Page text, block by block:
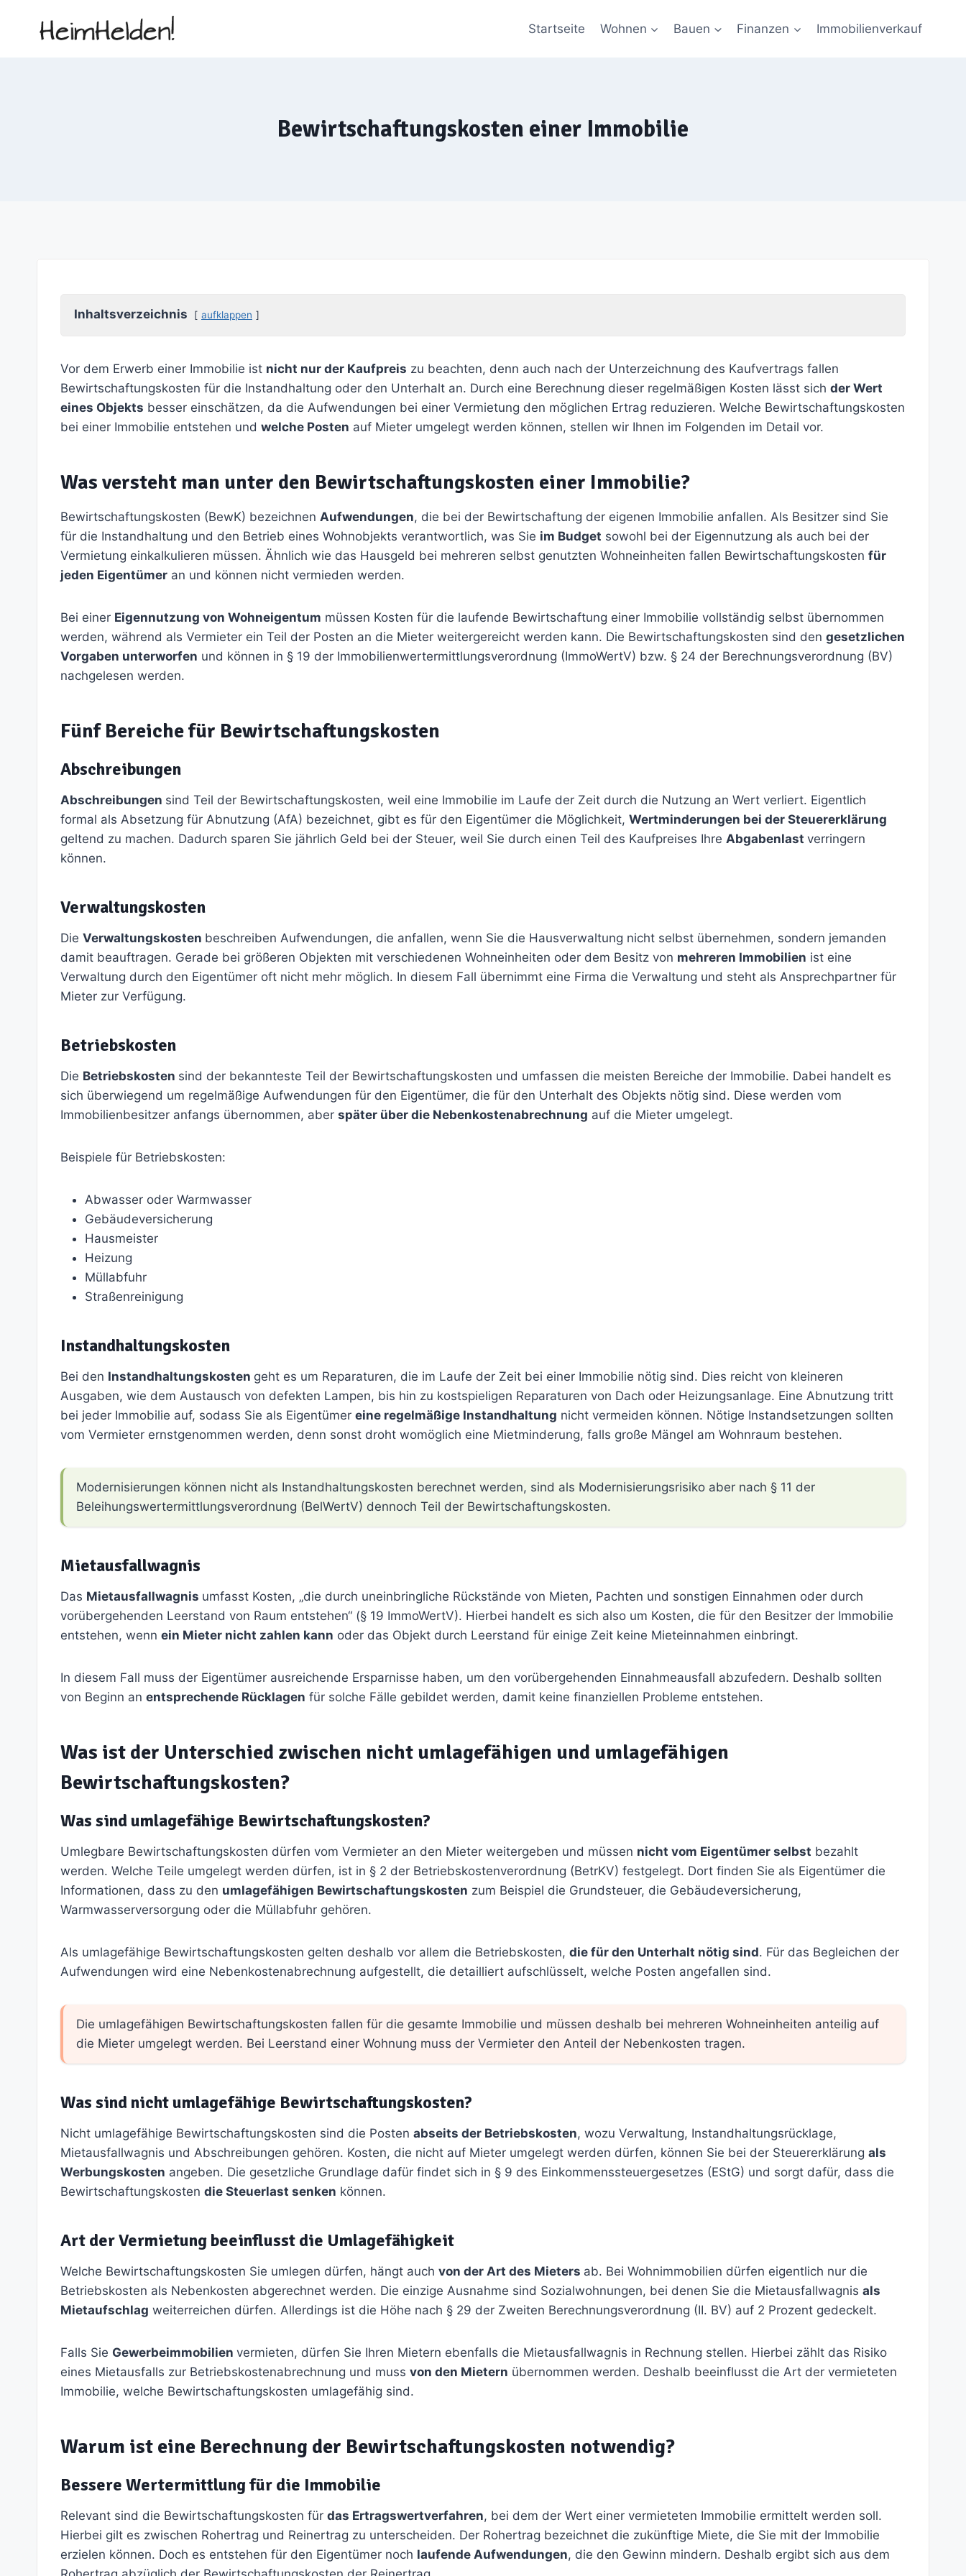
Startseite Wohnen Bauen Finanzen Immobilienverkauf
Bewirtschaftungskosten einer Immobilie
Inhaltsverzeichnis aufklappen
Vor dem Erwerb einer Immobilie ist nicht nur der Kaufpreis zu beachten, denn auch nach der Unterzeichnung des Kaufvertrags fallen
Bewirtschaftungskosten für die Instandhaltung oder den Unterhalt an. Durch eine Berechnung dieser regelmäßigen Kosten lässt sich der Wert
eines Objekts besser einschätzen, da die Aufwendungen bei einer Vermietung den möglichen Ertrag reduzieren. Welche Bewirtschaftungskosten
bei einer Immobilie entstehen und welche Posten auf Mieter umgelegt werden können, stellen wir Ihnen im Folgenden im Detail vor.
Was versteht man unter den Bewirtschaftungskosten einer Immobilie?
Bewirtschaftungskosten (BewK) bezeichnen Aufwendungen, die bei der Bewirtschaftung der eigenen Immobilie anfallen. Als Besitzer sind Sie
für die Instandhaltung und den Betrieb eines Wohnobjekts verantwortlich, was Sie im Budget sowohl bei der Eigennutzung als auch bei der
Vermietung einkalkulieren müssen. Ähnlich wie das Hausgeld bei mehreren selbst genutzten Wohneinheiten fallen Bewirtschaftungskosten für
jeden Eigentümer an und können nicht vermieden werden.
Bei einer Eigennutzung von Wohneigentum müssen Kosten für die laufende Bewirtschaftung einer Immobilie vollständig selbst übernommen
werden, während als Vermieter ein Teil der Posten an die Mieter weitergereicht werden kann. Die Bewirtschaftungskosten sind den gesetzlichen
Vorgaben unterworfen und können in § 19 der Immobilienwertermittlungsverordnung (ImmoWertV) bzw. § 24 der Berechnungsverordnung (BV)
nachgelesen werden.
Fünf Bereiche für Bewirtschaftungskosten
Abschreibungen
Abschreibungen sind Teil der Bewirtschaftungskosten, weil eine Immobilie im Laufe der Zeit durch die Nutzung an Wert verliert. Eigentlich
formal als Absetzung für Abnutzung (AfA) bezeichnet, gibt es für den Eigentümer die Möglichkeit, Wertminderungen bei der Steuererklärung
geltend zu machen. Dadurch sparen Sie jährlich Geld bei der Steuer, weil Sie durch einen Teil des Kaufpreises Ihre Abgabenlast verringern
können.
Verwaltungskosten
Die Verwaltungskosten beschreiben Aufwendungen, die anfallen, wenn Sie die Hausverwaltung nicht selbst übernehmen, sondern jemanden
damit beauftragen. Gerade bei größeren Objekten mit verschiedenen Wohneinheiten oder dem Besitz von mehreren Immobilien ist eine
Verwaltung durch den Eigentümer oft nicht mehr möglich. In diesem Fall übernimmt eine Firma die Verwaltung und steht als Ansprechpartner für
Mieter zur Verfügung.
Betriebskosten
Die Betriebskosten sind der bekannteste Teil der Bewirtschaftungskosten und umfassen die meisten Bereiche der Immobilie. Dabei handelt es
sich überwiegend um regelmäßige Aufwendungen für den Eigentümer, die für den Unterhalt des Objekts nötig sind. Diese werden vom
Immobilienbesitzer anfangs übernommen, aber später über die Nebenkostenabrechnung auf die Mieter umgelegt.
Beispiele für Betriebskosten:
Abwasser oder Warmwasser
Gebäudeversicherung
Hausmeister
Heizung
Müllabfuhr
Straßenreinigung
Instandhaltungskosten
Bei den Instandhaltungskosten geht es um Reparaturen, die im Laufe der Zeit bei einer Immobilie nötig sind. Dies reicht von kleineren
Ausgaben, wie dem Austausch von defekten Lampen, bis hin zu kostspieligen Reparaturen von Dach oder Heizungsanlage. Eine Abnutzung tritt
bei jeder Immobilie auf, sodass Sie als Eigentümer eine regelmäßige Instandhaltung nicht vermeiden können. Nötige Instandsetzungen sollten
vom Vermieter ernstgenommen werden, denn sonst droht womöglich eine Mietminderung, falls große Mängel am Wohnraum bestehen.
Modernisierungen können nicht als Instandhaltungskosten berechnet werden, sind als Modernisierungsrisiko aber nach § 11 der
Beleihungswertermittlungsverordnung (BelWertV) dennoch Teil der Bewirtschaftungskosten.
Mietausfallwagnis
Das Mietausfallwagnis umfasst Kosten, „die durch uneinbringliche Rückstände von Mieten, Pachten und sonstigen Einnahmen oder durch
vorübergehenden Leerstand von Raum entstehen“ (§ 19 ImmoWertV). Hierbei handelt es sich also um Kosten, die für den Besitzer der Immobilie
entstehen, wenn ein Mieter nicht zahlen kann oder das Objekt durch Leerstand für einige Zeit keine Mieteinnahmen einbringt.
In diesem Fall muss der Eigentümer ausreichende Ersparnisse haben, um den vorübergehenden Einnahmeausfall abzufedern. Deshalb sollten
von Beginn an entsprechende Rücklagen für solche Fälle gebildet werden, damit keine finanziellen Probleme entstehen.
Was ist der Unterschied zwischen nicht umlagefähigen und umlagefähigen
Bewirtschaftungskosten?
Was sind umlagefähige Bewirtschaftungskosten?
Umlegbare Bewirtschaftungskosten dürfen vom Vermieter an den Mieter weitergeben und müssen nicht vom Eigentümer selbst bezahlt
werden. Welche Teile umgelegt werden dürfen, ist in § 2 der Betriebskostenverordnung (BetrKV) festgelegt. Dort finden Sie als Eigentümer die
Informationen, dass zu den umlagefähigen Bewirtschaftungskosten zum Beispiel die Grundsteuer, die Gebäudeversicherung,
Warmwasserversorgung oder die Müllabfuhr gehören.
Als umlagefähige Bewirtschaftungskosten gelten deshalb vor allem die Betriebskosten, die für den Unterhalt nötig sind. Für das Begleichen der
Aufwendungen wird eine Nebenkostenabrechnung aufgestellt, die detailliert aufschlüsselt, welche Posten angefallen sind.
Die umlagefähigen Bewirtschaftungskosten fallen für die gesamte Immobilie und müssen deshalb bei mehreren Wohneinheiten anteilig auf
die Mieter umgelegt werden. Bei Leerstand einer Wohnung muss der Vermieter den Anteil der Nebenkosten tragen.
Was sind nicht umlagefähige Bewirtschaftungskosten?
Nicht umlagefähige Bewirtschaftungskosten sind die Posten abseits der Betriebskosten, wozu Verwaltung, Instandhaltungsrücklage,
Mietausfallwagnis und Abschreibungen gehören. Kosten, die nicht auf Mieter umgelegt werden dürfen, können Sie bei der Steuererklärung als
Werbungskosten angeben. Die gesetzliche Grundlage dafür findet sich in § 9 des Einkommenssteuergesetzes (EStG) und sorgt dafür, dass die
Bewirtschaftungskosten die Steuerlast senken können.
Art der Vermietung beeinflusst die Umlagefähigkeit
Welche Bewirtschaftungskosten Sie umlegen dürfen, hängt auch von der Art des Mieters ab. Bei Wohnimmobilien dürfen eigentlich nur die
Betriebskosten als Nebenkosten abgerechnet werden. Die einzige Ausnahme sind Sozialwohnungen, bei denen Sie die Mietausfallwagnis als
Mietaufschlag weiterreichen dürfen. Allerdings ist die Höhe nach § 29 der Zweiten Berechnungsverordnung (II. BV) auf 2 Prozent gedeckelt.
Falls Sie Gewerbeimmobilien vermieten, dürfen Sie Ihren Mietern ebenfalls die Mietausfallwagnis in Rechnung stellen. Hierbei zählt das Risiko
eines Mietausfalls zur Betriebskostenabrechnung und muss von den Mietern übernommen werden. Deshalb beeinflusst die Art der vermieteten
Immobilie, welche Bewirtschaftungskosten umlagefähig sind.
Warum ist eine Berechnung der Bewirtschaftungskosten notwendig?
Bessere Wertermittlung für die Immobilie
Relevant sind die Bewirtschaftungskosten für das Ertragswertverfahren, bei dem der Wert einer vermieteten Immobilie ermittelt werden soll.
Hierbei gilt es zwischen Rohertrag und Reinertrag zu unterscheiden. Der Rohertrag bezeichnet die zukünftige Miete, die Sie mit der Immobilie
erzielen können. Doch es entstehen für den Eigentümer noch laufende Aufwendungen, die den Gewinn mindern. Deshalb ergibt sich aus dem